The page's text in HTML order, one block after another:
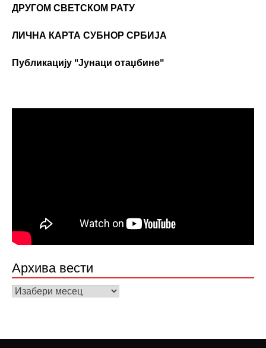
ДРУГОМ СВЕТСКОМ РАТУ
ЛИЧНА КАРТА СУБНОР СРБИЈА
Публикацију "Јунаци отаџбине"
Архива вести
Архива